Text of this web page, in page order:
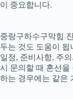
이 중요합니다.
중랑구하수구막힘
두는 것도 도움이 됩
일정, 준비사항, 주
시 문의할 때 혼선을
하는 경우에는 같은